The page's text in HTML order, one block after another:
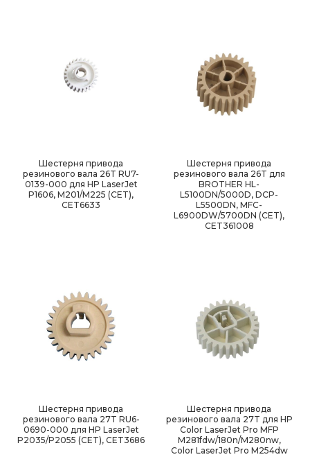
Шестерня привода
резинового вала 26T RU7-
0139-000 для HP LaserJet
P1606, M201/M225 (CET),
CET6633
Шестерня привода
резинового вала 26T для
BROTHER HL-
L5100DN/5000D, DCP-
L5500DN, MFC-
L6900DW/5700DN (CET),
CET361008
Шестерня привода
резинового вала 27T RU6-
0690-000 для HP LaserJet
P2035/P2055 (CET), CET3686
Шестерня привода
резинового вала 27T для HP
Color LaserJet Pro MFP
M281fdw/180n/M280nw,
Color LaserJet Pro M254dw